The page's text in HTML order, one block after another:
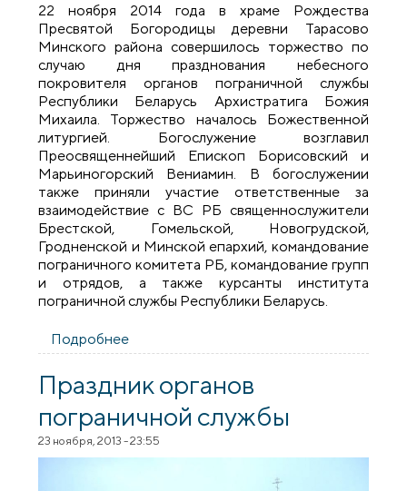
22 ноября 2014 года в храме Рождества
Пресвятой Богородицы деревни Тарасово
Минского района совершилось торжество по
случаю дня празднования небесного
покровителя органов пограничной службы
Республики Беларусь Архистратига Божия
Михаила. Торжество началось Божественной
литургией. Богослужение возглавил
Преосвященнейший Епископ Борисовский и
Марьиногорский Вениамин. В богослужении
также приняли участие ответственные за
взаимодействие с ВС РБ священнослужители
Брестской, Гомельской, Новогрудской,
Гродненской и Минской епархий, командование
пограничного комитета РБ, командование групп
и отрядов, а также курсанты института
пограничной службы Республики Беларусь.
Подробнее
Михаила – небесного покровителя
Беларусь
Праздник органов
пограничной службы
23 ноября, 2013 - 23:55